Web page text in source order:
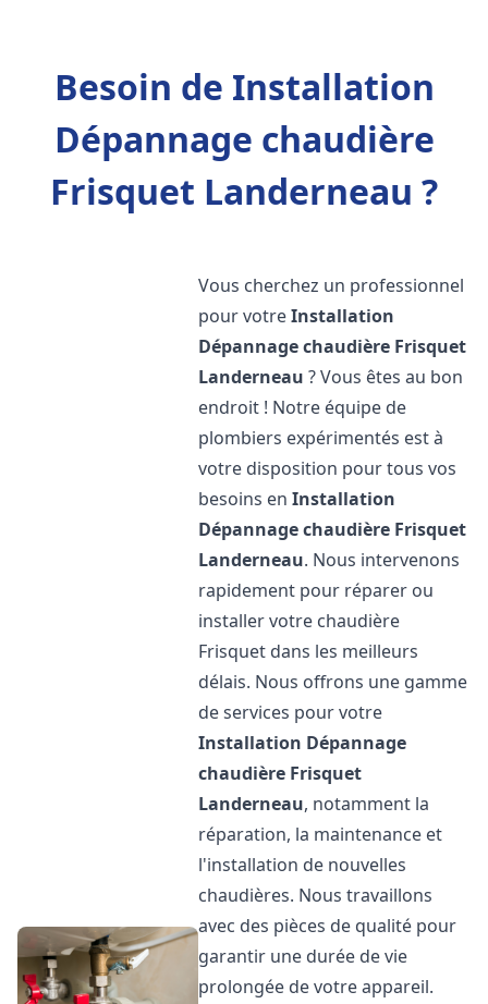
Besoin de Installation
Dépannage chaudière
Frisquet Landerneau ?
Vous cherchez un professionnel
pour votreInstallation
Dépannage chaudière Frisquet
Landerneau ? Vous êtes au bon
endroit ! Notre équipe de
plombiers expérimentés est à
votre disposition pour tous vos
besoins enInstallation
Dépannage chaudière Frisquet
Landerneau. Nous intervenons
rapidement pour réparer ou
installer votre chaudière
Frisquet dans les meilleurs
délais. Nous offrons une gamme
de services pour votre
Installation Dépannage
chaudière Frisquet
Landerneau, notamment la
réparation, la maintenance et
l'installation de nouvelles
chaudières. Nous travaillons
avec des pièces de qualité pour
garantir une durée de vie
prolongée de votre appareil.